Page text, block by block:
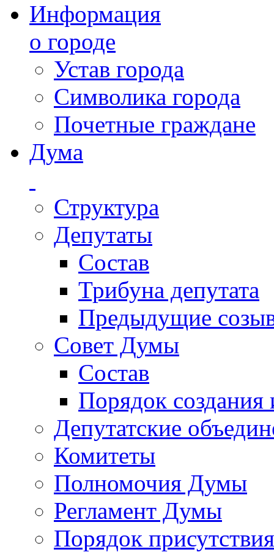
Информация
о городе
Устав города
Символика города
Почетные граждане
Дума
Структура
Депутаты
Состав
Трибуна депутата
Предыдущие
Совет Думы
Состав
Порядок создания
Депутатские
Комитеты
Полномочия Думы
Регламент Думы
Порядок